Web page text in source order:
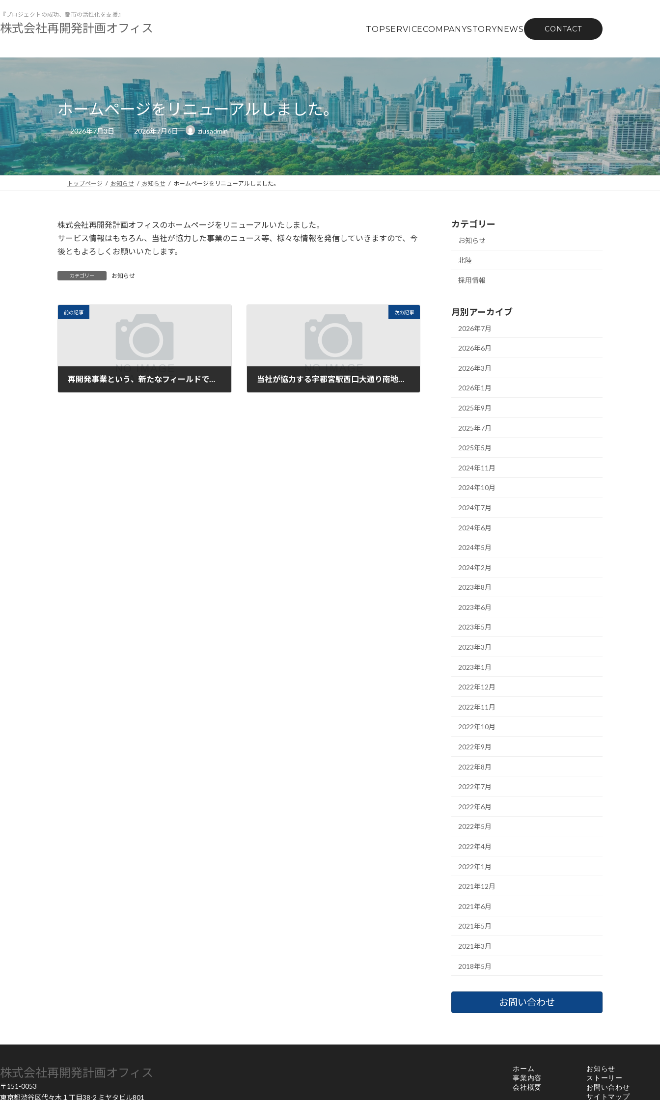
ン
テ
ッ
ビ
ゲ
移
『プロジェクトの成功、都市の活性化を支援』
株式会社再開発計画オフィス TOPSERVICECOMPANYSTORYNEWS CONTACT
ホームページをリニューアルしました。
2026年7月3日
最
終
更
新
日
時
:
2026年7月6日 ziusadmin
トップページ お知らせ お知らせ ホームページをリニューアルしました。
株式会社再開発計画オフィスのホームページをリニューアルいたしました。
サービス情報はもちろん、当社が協力した事業のニュース等、様々な情報を発信していきますので、今
後ともよろしくお願いいたします。
カテゴリー お知らせ
前の記事
再開発事業という、新たなフィールドで活躍してみませんか？
次の記事
当社が協力する宇都宮駅西口大通り南地区第一種市街地再開発事業について、2026年7月4日の下野新聞に掲載されました。
カテゴリー
お知らせ
北陸
採用情報
月別アーカイブ
2026年7月
2026年6月
2026年3月
2026年1月
2025年9月
2025年7月
2025年5月
2024年11月
2024年10月
2024年7月
2024年6月
2024年5月
2024年2月
2023年8月
2023年6月
2023年5月
2023年3月
2023年1月
2022年12月
2022年11月
2022年10月
2022年9月
2022年8月
2022年7月
2022年6月
2022年5月
2022年4月
2022年1月
2021年12月
2021年6月
2021年5月
2021年3月
2018年5月
お問い合わせ
株式会社再開発計画オフィス
〒151-0053
東京都渋谷区代々木１丁目38-2 ミヤタビル801
ホーム
事業内容
会社概要
お知らせ
ストーリー
お問い合わせ
サイトマップ